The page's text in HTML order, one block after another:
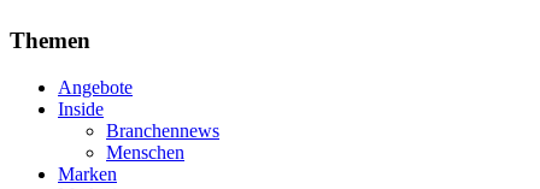
Themen
Angebote
Inside
Branchennews
Menschen
Marken